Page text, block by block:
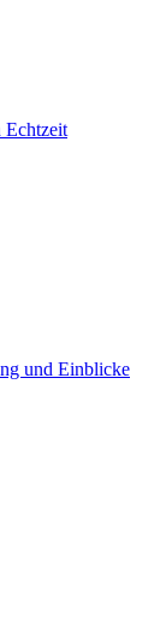
und Einblicke